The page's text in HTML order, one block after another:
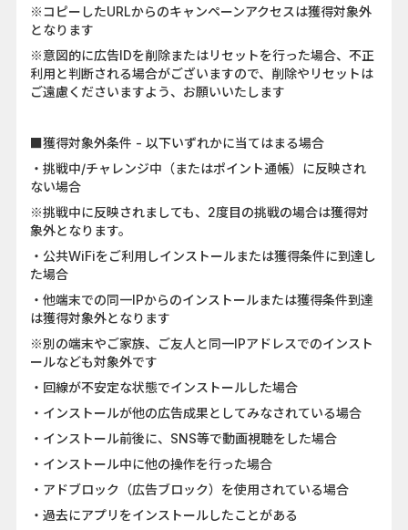
※コピーしたURLからのキャンペーンアクセスは獲得対象外
となります
※意図的に広告IDを削除またはリセットを行った場合、不正
利用と判断される場合がございますので、削除やリセットは
ご遠慮くださいますよう、お願いいたします
■獲得対象外条件 - 以下いずれかに当てはまる場合
・挑戦中/チャレンジ中（またはポイント通帳）に反映され
ない場合
※挑戦中に反映されましても、2度目の挑戦の場合は獲得対
象外となります。
・公共WiFiをご利用しインストールまたは獲得条件に到達し
た場合
・他端末での同一IPからのインストールまたは獲得条件到達
は獲得対象外となります
※別の端末やご家族、ご友人と同一IPアドレスでのインスト
ールなども対象外です
・回線が不安定な状態でインストールした場合
・インストールが他の広告成果としてみなされている場合
・インストール前後に、SNS等で動画視聴をした場合
・インストール中に他の操作を行った場合
・アドブロック（広告ブロック）を使用されている場合
・過去にアプリをインストールしたことがある